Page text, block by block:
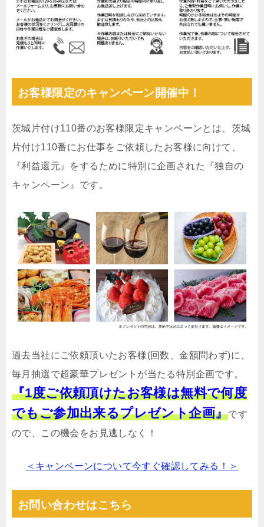
お客様限定のキャンペーン開催中！
茨城片付け110番のお客様限定キャンペーンとは、茨城
片付け110番にお仕事をご依頼したお客様に向けて、
『利益還元』をするために特別に企画された『独自の
キャンペーン』です。
過去当社にご依頼頂いたお客様(回数、金額問わず)に、
毎月抽選で超豪華プレゼントが当たる特別企画です。
『1度ご依頼頂けたお客様は無料で何度
でもご参加出来るプレゼント企画』です
ので、この機会をお見逃しなく！
＜キャンペーンについて今すぐ確認してみる！＞
お問い合わせはこちら